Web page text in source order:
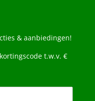
& aanbiedingen!
t.w.v. €